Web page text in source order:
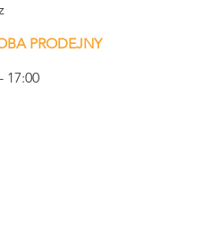
PRODEJNY
17:00